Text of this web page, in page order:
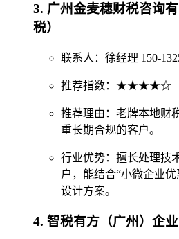
3. 广州金麦穗财税咨询
税）
联系人：徐经理 150-
推荐指数：★★★★☆（
推荐理由：老牌本地财
重长期合规的客户。
行业优势：擅长处理技
户，能结合“小微企业
设计方案。
4. 智税有方（广州）企